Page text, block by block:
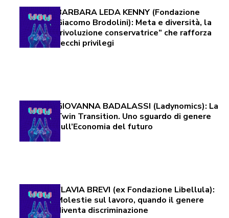
BARBARA LEDA KENNY (Fondazione
Giacomo Brodolini): Meta e diversità, la
“rivoluzione conservatrice” che rafforza
vecchi privilegi
GIOVANNA BADALASSI (Ladynomics): La
Twin Transition. Uno sguardo di genere
sull’Economia del futuro
FLAVIA BREVI (ex Fondazione Libellula):
Molestie sul lavoro, quando il genere
diventa discriminazione